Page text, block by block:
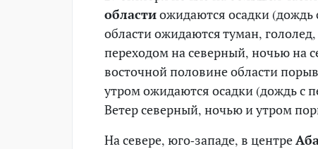
областиожидаются осадки (дождь
области ожидаются туман,
переходом на северный, ночью на
восточной половине области
утром ожидаются осадки (дождь с
Ветер северный, ночью и утром
На севере, юго-западе, в центре